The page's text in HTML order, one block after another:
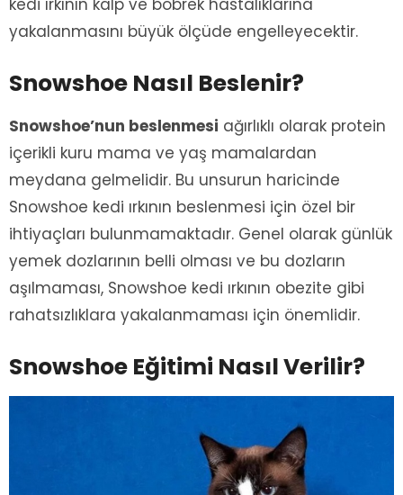
yakalanmasını büyük ölçüde engelleyecektir.
Snowshoe Nasıl Beslenir?
Snowshoe’nun beslenmesi ağırlıklı olarak protein
içerikli kuru mama ve yaş mamalardan
meydana gelmelidir. Bu unsurun haricinde
Snowshoe kedi ırkının beslenmesi için özel bir
ihtiyaçları bulunmamaktadır. Genel olarak günlük
yemek dozlarının belli olması ve bu dozların
aşılmaması, Snowshoe kedi ırkının obezite gibi
rahatsızlıklara yakalanmaması için önemlidir.
Snowshoe Eğitimi Nasıl Verilir?